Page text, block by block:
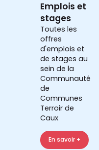
Emplois et
stages
Toutes les
offres
d'emplois et
de stages au
sein de la
Communauté
de
Communes
Terroir de
Caux
En savoir +